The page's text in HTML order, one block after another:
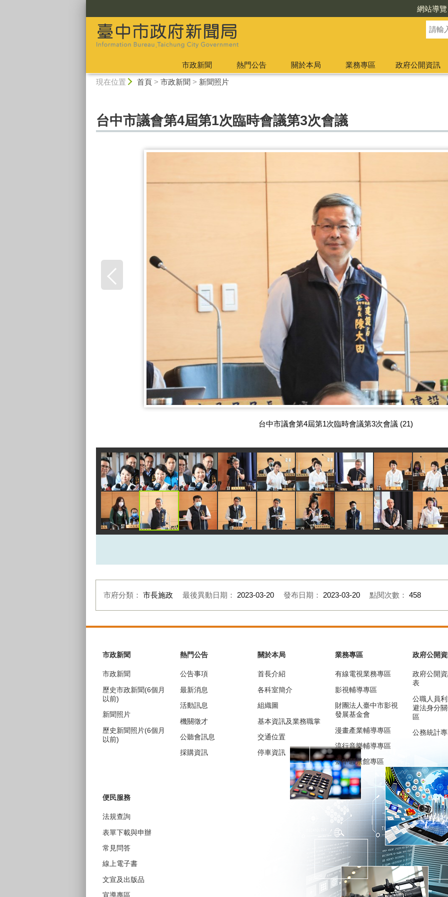
網站導覽
市政新聞 熱門公告 關於本局 業務專區
政府公開資訊
現在位置 首頁> 市政新聞 > 新聞照片
台中市議會第4屆第1次臨時會議第3次會議
台中市議會第4屆第1次臨時會議第3次會議 (21)
市府分類： 市長施政 最後異動日期： 2023-03-20 發布日期： 2023-03-20 點閱次數： 458
市政新聞
市政新聞
歷史市政新聞(6個月
以前)
新聞照片
歷史新聞照片(6個月
以前)
熱門公告
公告事項
最新消息
活動訊息
機關徵才
公聽會訊息
採購資訊
關於本局
首長介紹
各科室簡介
組織圖
基本資訊及業務職掌
交通位置
停車資訊
業務專區
有線電視業務專區
影視輔導專區
財團法人臺中市影視
發展基金會
漫畫產業輔導專區
流行音樂輔導專區
臺中願景館專區
政府公開
政府公開
表
公職人員
避法身分
區
公務統計
便民服務
法規查詢
表單下載與申辦
常見問答
線上電子書
文宣及出版品
宣導專區